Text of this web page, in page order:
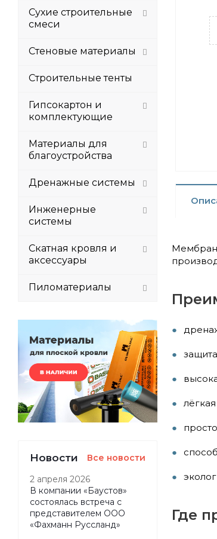
Где
Сухие строительные
смеси
Стеновые материалы
Строительные тенты
Гипсокартон и
комплектующие
Материалы для
благоустройства
Дренажные системы
Инженерные
системы
Скатная кровля и
аксессуары
Пиломатериалы
Новости Все новости
2 апреля 2026
В компании «Баустов»
состоялась встреча с
представителем ООО
«Фахманн Руссланд»